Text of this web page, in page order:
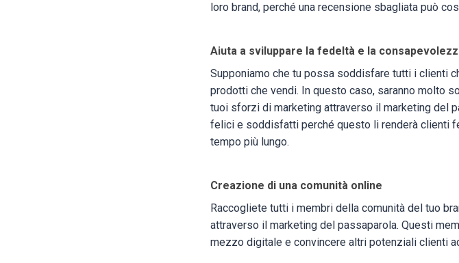
loro brand, perché una recensione sbagliata può
Aiuta a sviluppare la fedeltà e la
Supponiamo che tu possa soddisfare tutti i clienti
prodotti che vendi. In questo caso, saranno molto
tuoi sforzi di marketing attraverso il marketing del
felici e soddisfatti perché questo li renderà clienti
tempo più lungo.
Creazione di una comunità online
Raccogliete tutti i membri della comunità del tuo
attraverso il marketing del passaparola. Questi
mezzo digitale e convincere altri potenziali clienti